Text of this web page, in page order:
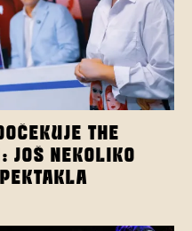
THE
JOŠ NEKOLIKO